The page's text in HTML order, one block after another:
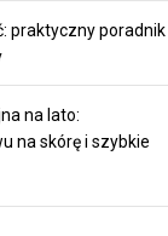
praktyczny poradnik
na lato:
na skórę i szybkie